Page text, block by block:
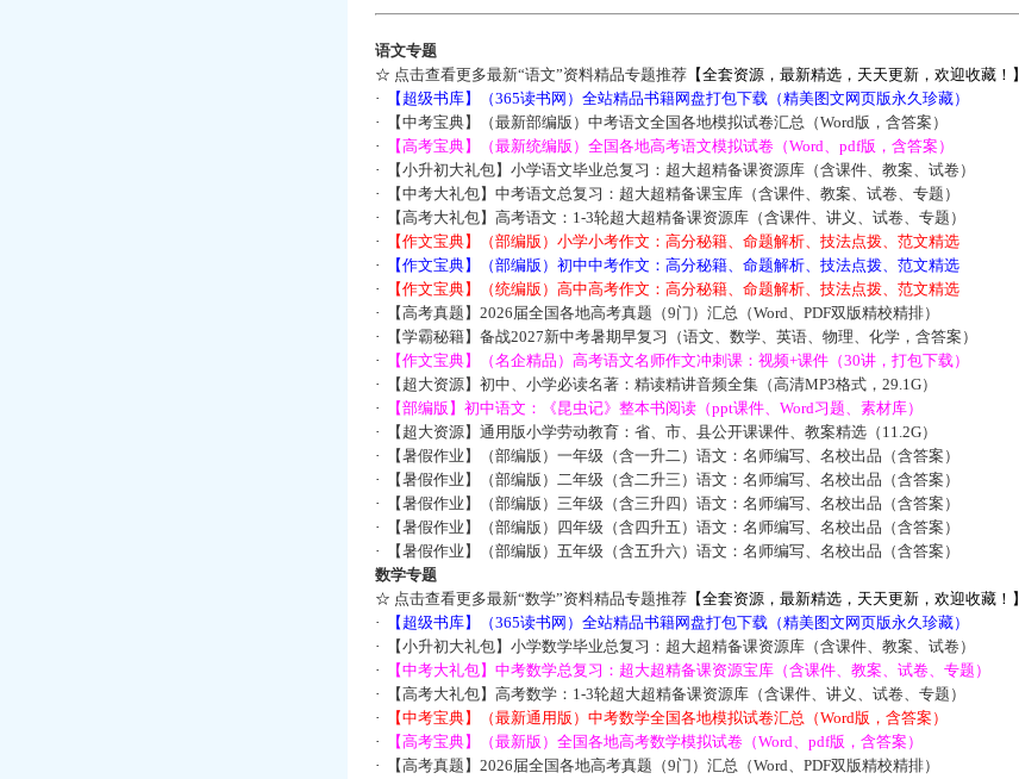
语文专题
☆ 点击查看更多最新“语文”资料精品专题推荐【全套资源，最新精选，天天更新，欢迎收藏！】
·
【超级书库】（365读书网）全站精品书籍网盘打包下载（精美图文网页版永久珍藏）
·
【中考宝典】（最新部编版）中考语文全国各地模拟试卷汇总（Word版，含答案）
·
【高考宝典】（最新统编版）全国各地高考语文模拟试卷（Word、pdf版，含答案）
·
【小升初大礼包】小学语文毕业总复习：超大超精备课资源库（含课件、教案、试卷）
·
【中考大礼包】中考语文总复习：超大超精备课宝库（含课件、教案、试卷、专题）
·
【高考大礼包】高考语文：1-3轮超大超精备课资源库（含课件、讲义、试卷、专题）
·
【作文宝典】（部编版）小学小考作文：高分秘籍、命题解析、技法点拨、范文精选
·
【作文宝典】（部编版）初中中考作文：高分秘籍、命题解析、技法点拨、范文精选
·
【作文宝典】（统编版）高中高考作文：高分秘籍、命题解析、技法点拨、范文精选
·
【高考真题】2026届全国各地高考真题（9门）汇总（Word、PDF双版精校精排）
·
【学霸秘籍】备战2027新中考暑期早复习（语文、数学、英语、物理、化学，含答案）
·
【作文宝典】（名企精品）高考语文名师作文冲刺课：视频+课件（30讲，打包下载）
·
【超大资源】初中、小学必读名著：精读精讲音频全集（高清MP3格式，29.1G）
·
【部编版】初中语文：《昆虫记》整本书阅读（ppt课件、Word习题、素材库）
·
【超大资源】通用版小学劳动教育：省、市、县公开课课件、教案精选（11.2G）
·
【暑假作业】（部编版）一年级（含一升二）语文：名师编写、名校出品（含答案）
·
【暑假作业】（部编版）二年级（含二升三）语文：名师编写、名校出品（含答案）
·
【暑假作业】（部编版）三年级（含三升四）语文：名师编写、名校出品（含答案）
·
【暑假作业】（部编版）四年级（含四升五）语文：名师编写、名校出品（含答案）
·
【暑假作业】（部编版）五年级（含五升六）语文：名师编写、名校出品（含答案）
数学专题
☆ 点击查看更多最新“数学”资料精品专题推荐【全套资源，最新精选，天天更新，欢迎收藏！】
·
【超级书库】（365读书网）全站精品书籍网盘打包下载（精美图文网页版永久珍藏）
·
【小升初大礼包】小学数学毕业总复习：超大超精备课资源库（含课件、教案、试卷）
·
【中考大礼包】中考数学总复习：超大超精备课资源宝库（含课件、教案、试卷、专题）
·
【高考大礼包】高考数学：1-3轮超大超精备课资源库（含课件、讲义、试卷、专题）
·
【中考宝典】（最新通用版）中考数学全国各地模拟试卷汇总（Word版，含答案）
·
【高考宝典】（最新版）全国各地高考数学模拟试卷（Word、pdf版，含答案）
·
【高考真题】2026届全国各地高考真题（9门）汇总（Word、PDF双版精校精排）